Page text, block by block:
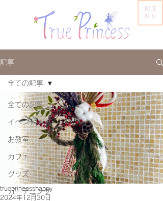
ME
NU
記事
全ての記事
イベント
お教室
カフェ
グッズ
ガーデニング
全ての記事
trueprincesshappy
2024年12月30日